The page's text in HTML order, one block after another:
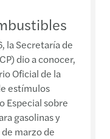
la Secretaría de
dio a conocer,
Oficial de la
estímulos
Especial sobre
gasolinas y
marzo de